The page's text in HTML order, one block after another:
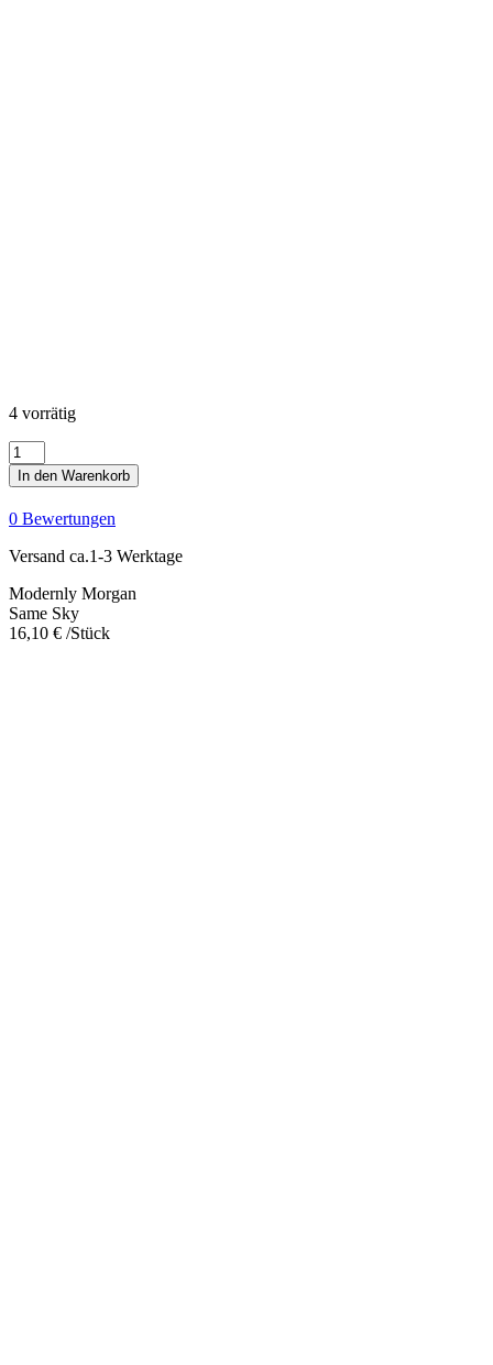
4 vorrätig
Same
Sky
Menge
In den Warenkorb
0 Bewertungen
Versand ca.1-3 Werktage
Modernly Morgan
Same Sky
16,10 € /Stück